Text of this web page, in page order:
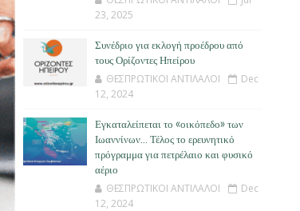
23, 2025
Συνέδριο για εκλογή προέδρου από
τους Ορίζοντες Ηπείρου
ΘΕΣΠΡΩΤΙΚΟΙ ΑΝΤΙΛΑΛΟΙ
Dec
12, 2024
Εγκαταλείπεται το «οικόπεδο» των
Ιωαννίνων… Τέλος το ερευνητικό
πρόγραμμα για πετρέλαιο και φυσικό
αέριο
ΘΕΣΠΡΩΤΙΚΟΙ ΑΝΤΙΛΑΛΟΙ
Dec
12, 2024